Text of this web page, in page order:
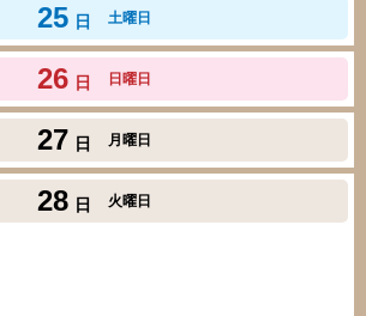
25 日 土曜日
26 日 日曜日
27 日 月曜日
28 日 火曜日